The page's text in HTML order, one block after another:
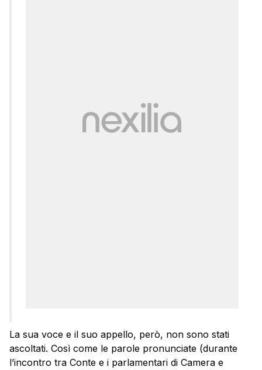
La sua voce e il suo appello, però, non sono stati
ascoltati. Così come le parole pronunciate (durante
l’incontro tra Conte e i parlamentari di Camera e